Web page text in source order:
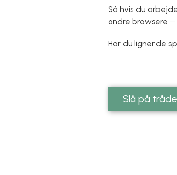
Så hvis du
andre browsere
Har du lignende
Slå på